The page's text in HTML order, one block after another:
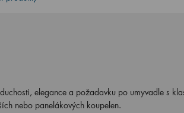
elegance a požadavku po umyvadle s
nebo panelákových koupelen.